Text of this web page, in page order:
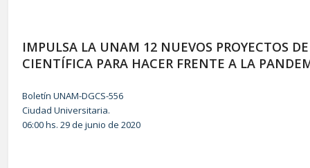
IMPULSA LA UNAM 12 NUEVOS PROYECTOS
CIENTÍFICA PARA HACER FRENTE A LA
Boletín UNAM-DGCS-556
Ciudad Universitaria.
06:00 hs. 29 de junio de 2020